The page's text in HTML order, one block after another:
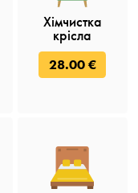
Хімчистка
крісла
28.00 €